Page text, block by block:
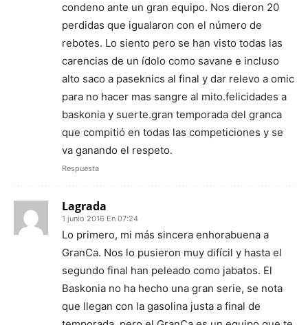
condeno ante un gran equipo. Nos dieron 20
perdidas que igualaron con el número de
rebotes. Lo siento pero se han visto todas las
carencias de un ídolo como savane e incluso
alto saco a paseknics al final y dar relevo a omic
para no hacer mas sangre al mito.felicidades a
baskonia y suerte.gran temporada del granca
que compitió en todas las competiciones y se
va ganando el respeto.
Respuesta
Lagrada
1 junio 2016 En 07:24
Lo primero, mi más sincera enhorabuena a
GranCa. Nos lo pusieron muy difícil y hasta el
segundo final han peleado como jabatos. El
Baskonia no ha hecho una gran serie, se nota
que llegan con la gasolina justa a final de